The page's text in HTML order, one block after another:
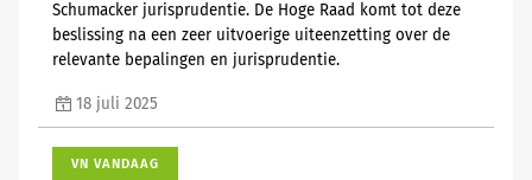
Schumacker jurisprudentie. De Hoge Raad komt tot deze
beslissing na een zeer uitvoerige uiteenzetting over de
relevante bepalingen en jurisprudentie.
18 juli 2025
VN VANDAAG